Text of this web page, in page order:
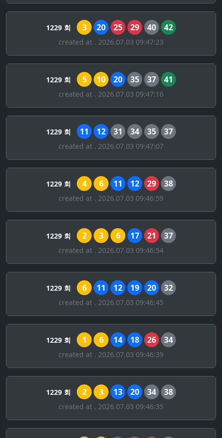
1229 회 3 20 25 29 40 42
created at . 2026.07.03 09:47:23
1229 회 5 10 20 35 37 41
created at . 2026.07.03 09:47:16
1229 회 11 12 31 34 35 37
created at . 2026.07.03 09:47:07
1229 회 4 6 11 12 29 38
created at . 2026.07.03 09:46:59
1229 회 2 3 6 17 21 37
created at . 2026.07.03 09:46:54
1229 회 6 11 12 19 20 32
created at . 2026.07.03 09:46:45
1229 회 1 6 14 18 26 34
created at . 2026.07.03 09:46:39
1229 회 2 3 13 20 34 38
created at . 2026.07.03 09:46:35